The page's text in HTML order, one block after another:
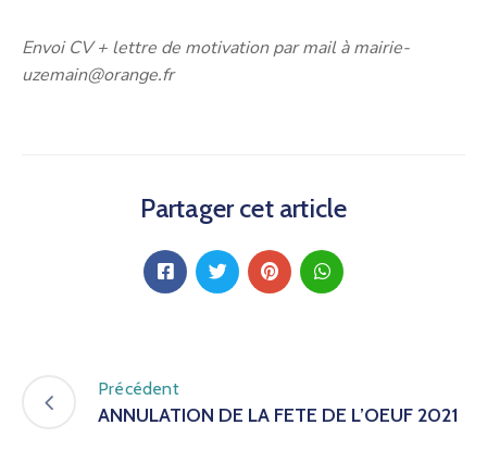
Envoi CV + lettre de motivation par mail à mairie-
uzemain@orange.fr
Partager cet article
Précédent
ANNULATION DE LA FETE DE L’OEUF 2021